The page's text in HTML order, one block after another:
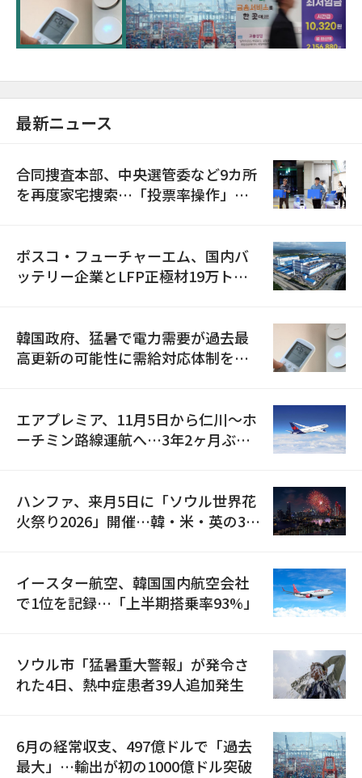
に需給対応体制を点検
最新ニュース
合同捜査本部、中央選管委など9カ所
を再度家宅捜索…「投票率操作」の
ポスコ・フューチャーエム、国内バ
ッテリー企業とLFP正極材19万トン
韓国政府、猛暑で電力需要が過去最
高更新の可能性に需給対応体制を点
エアプレミア、11月5日から仁川〜ホ
ーチミン路線運航へ…3年2ヶ月ぶり
ハンファ、来月5日に「ソウル世界花
火祭り2026」開催…韓・米・英の3カ
イースター航空、韓国国内航空会社
で1位を記録…「上半期搭乗率93%」
ソウル市「猛暑重大警報」が発令さ
れた4日、熱中症患者39人追加発生
6月の経常収支、497億ドルで「過去
最大」…輸出が初の1000億ドル突破